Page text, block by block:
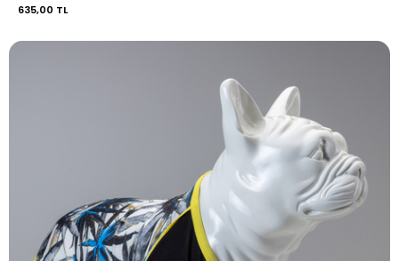
635,00 TL